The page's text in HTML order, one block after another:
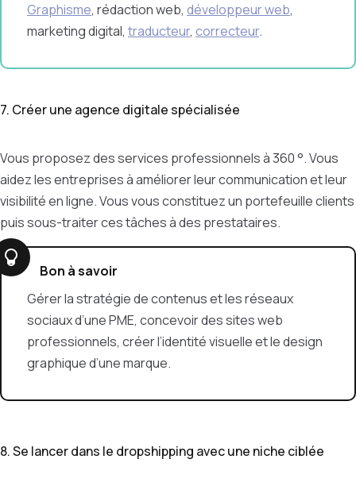
Graphisme, rédaction web, développeur web,
marketing digital, traducteur, correcteur.
7. Créer une agence digitale spécialisée
Vous proposez des services professionnels à 360 °. Vous
aidez les entreprises à améliorer leur communication et leur
visibilité en ligne. Vous vous constituez un portefeuille clients
puis sous-traiter ces tâches à des prestataires.
Bon à savoir
Gérer la stratégie de contenus et les réseaux
sociaux d’une PME, concevoir des sites web
professionnels, créer l’identité visuelle et le design
graphique d’une marque.
8. Se lancer dans le dropshipping avec une niche ciblée